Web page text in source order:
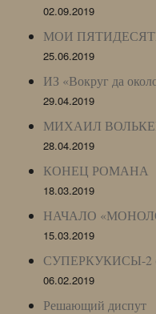
02.09.2019
МОИ
25.06.2019
ИЗ «Вокруг да
29.04.2019
МИХАИЛ
28.04.2019
КОНЕЦ РОМАНА
18.03.2019
НАЧАЛО
15.03.2019
СУПЕРКУКИСЫ-2
06.02.2019
Решающий диспут